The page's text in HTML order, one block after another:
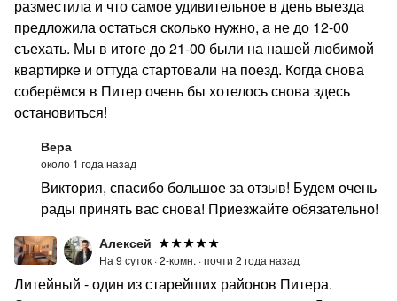
разместила и что самое удивительное в день выезда
предложила остаться сколько нужно, а не до 12-00
съехать. Мы в итоге до 21-00 были на нашей любимой
квартирке и оттуда стартовали на поезд. Когда снова
соберёмся в Питер очень бы хотелось снова здесь
остановиться!
Вера
около 1 года назад
Виктория, спасибо большое за отзыв! Будем очень
рады принять вас снова! Приезжайте обязательно!
Алексей
На 9 суток ·2-комн. ·почти 2 года назад
Литейный - один из старейших районов Питера.